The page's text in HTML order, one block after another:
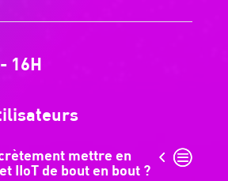
16H
mettre en
IIoT de bout en bout ?